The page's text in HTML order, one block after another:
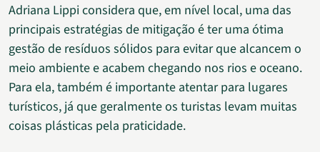
Adriana Lippi considera que, em nível local, uma das
principais estratégias de mitigação é ter uma ótima
gestão de resíduos sólidos para evitar que alcancem o
meio ambiente e acabem chegando nos rios e oceano.
Para ela, também é importante atentar para lugares
turísticos, já que geralmente os turistas levam muitas
coisas plásticas pela praticidade.